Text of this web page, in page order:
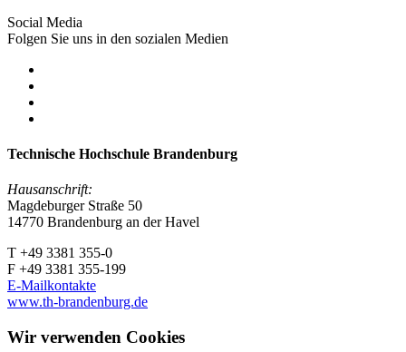
Social Media
Folgen Sie uns in den sozialen Medien
Technische Hochschule Brandenburg
Hausanschrift:
Magdeburger Straße 50
14770 Brandenburg an der Havel
T +49 3381 355-0
F +49 3381 355-199
E-Mailkontakte
www.th-brandenburg.de
Wir verwenden Cookies